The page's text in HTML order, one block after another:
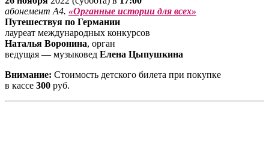
абонемент А4. «Органные истории для всех»
Путешествуя по Германии
лауреат международных конкурсов
Наталья Воронина, орган
ведущая — музыковед Елена Цыпушкина
Внимание: Стоимость детского билета при покупке
в кассе 300 руб.